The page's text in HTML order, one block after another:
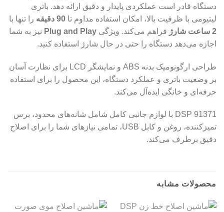
دستگاه قادر است عملکردی پایدار و دقیق ارائه دهد. باتری
لیتیومی با ظرفیت بالا، امکان استفاده مداوم تا 90 دقیقه
را تنها با
2 ساعت شارژ
فراهم می‌کند. ویژگی Plug and Play نیز به شما
اجازه می‌دهد دستگاه را حتی در حال شارژ استفاده کنید.
طراحی ارگونومیک بدنه ABS و نمایشگر LCD برای نظارت آسان
بر وضعیت باتری و عملکرد دستگاه، این محصول را برای استفاده
حرفه‌ای و خانگی ایده‌آل می‌کند.
DSP 91371 با لوازم جانبی کامل شامل شانه‌های محدود، برس
تمیزکننده، روغن و کابل USB، تمامی نیازهای شما را برای اصلاح
دقیق برطرف می‌کند.
محصولات مشابه